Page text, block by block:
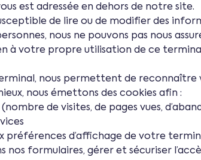
est adressée en dehors de notre site.
de lire ou de modifier des
nous ne pouvons pas nous
à votre propre utilisation de ce
nous permettent de
nous émettons des cookies afin :
de visites, de pages vues,
préférences d’affichage de votre
nos formulaires, gérer et sécuriser